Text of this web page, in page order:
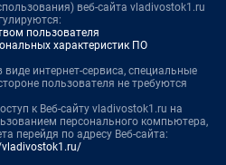
веб-сайта vladivostok1.ru
пользователя
характеристик ПО
виде интернет-сервиса, специальные
пользователя не требуются
к Веб-сайту vladivostok1.ru на
персонального компьютера,
перейдя по адресу Веб-сайта: